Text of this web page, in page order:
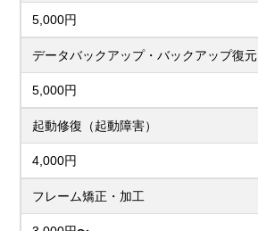
5,000円
データバックアップ・バックアップ復元
5,000円
起動修復（起動障害）
4,000円
フレーム矯正・加工